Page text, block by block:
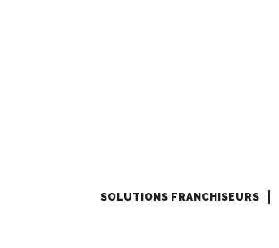
SOLUTIONS FRANCHISEURS